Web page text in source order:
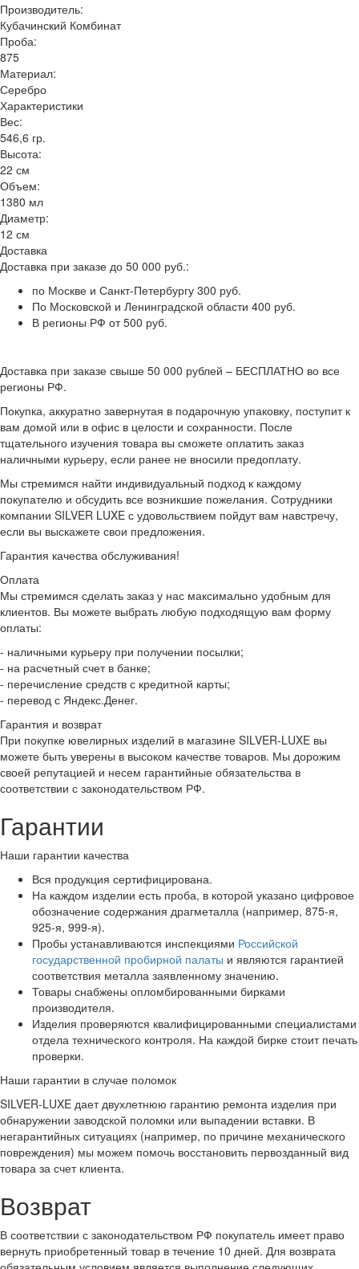
Производитель:
Кубачинский Комбинат
Проба:
875
Материал:
Серебро
Характеристики
Вес:
546,6 гр.
Высота:
22 см
Объем:
1380 мл
Диаметр:
12 см
Доставка
Доставка при заказе до 50 000 руб.:
по Москве и Санкт-Петербургу 300 руб.
По Московской и Ленинградской области 400 руб.
В регионы РФ от 500 руб.
Доставка при заказе свыше 50 000 рублей – БЕСПЛАТНО во все
регионы РФ.
Покупка, аккуратно завернутая в подарочную упаковку, поступит к
вам домой или в офис в целости и сохранности. После
тщательного изучения товара вы сможете оплатить заказ
наличными курьеру, если ранее не вносили предоплату.
Мы стремимся найти индивидуальный подход к каждому
покупателю и обсудить все возникшие пожелания. Сотрудники
компании SILVER LUXE с удовольствием пойдут вам навстречу,
если вы выскажете свои предложения.
Гарантия качества обслуживания!
Оплата
Мы стремимся сделать заказ у нас максимально удобным для
клиентов. Вы можете выбрать любую подходящую вам форму
оплаты:
- наличными курьеру при получении посылки;
- на расчетный счет в банке;
- перечисление средств с кредитной карты;
- перевод с Яндекс.Денег.
Гарантия и возврат
При покупке ювелирных изделий в магазине SILVER-LUXE вы
можете быть уверены в высоком качестве товаров. Мы дорожим
своей репутацией и несем гарантийные обязательства в
соответствии с законодательством РФ.
Гарантии
Наши гарантии качества
Вся продукция сертифицирована.
На каждом изделии есть проба, в которой указано цифровое
обозначение содержания драгметалла (например, 875-я,
925-я, 999-я).
Пробы устанавливаются инспекциями Российской
государственной пробирной палаты и являются гарантией
соответствия металла заявленному значению.
Товары снабжены опломбированными бирками
производителя.
Изделия проверяются квалифицированными специалистами
отдела технического контроля. На каждой бирке стоит печать
проверки.
Наши гарантии в случае поломок
SILVER-LUXE дает двухлетнюю гарантию ремонта изделия при
обнаружении заводской поломки или выпадении вставки. В
негарантийных ситуациях (например, по причине механического
повреждения) мы можем помочь восстановить первозданный вид
товара за счет клиента.
Возврат
В соответствии с законодательством РФ покупатель имеет право
вернуть приобретенный товар в течение 10 дней. Для возврата